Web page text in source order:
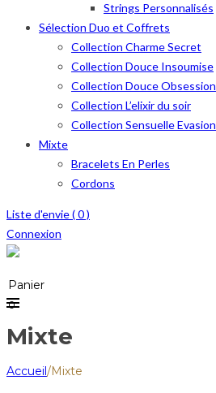
Strings Personnalisés
Sélection Duo et Coffrets
Collection Charme Secret
Collection Douce Insoumise
Collection Douce Obsession
Collection L’elixir du soir
Collection Sensuelle Evasion
Mixte
Bracelets En Perles
Cordons
Liste d'envie (0)
Connexion
Panier
0
Mixte
Accueil/Mixte